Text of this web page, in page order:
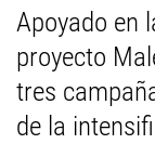
Apoyado en
proyecto
tres
de la